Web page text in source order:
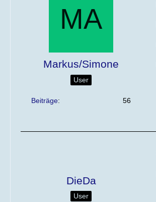
Markus/Simone
User
Beiträge 56
DieDa
User